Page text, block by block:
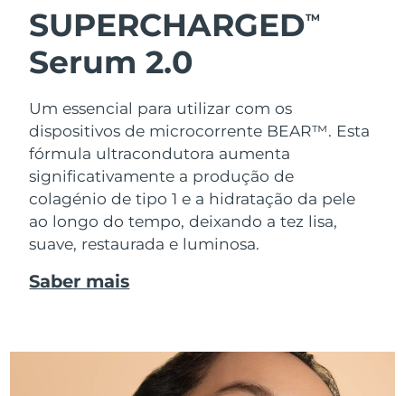
SUPERCHARGEDTM
Serum 2.0
Um essencial para utilizar com os
dispositivos de microcorrente BEAR™. Esta
fórmula ultracondutora aumenta
significativamente a produção de
colagénio de tipo 1 e a hidratação da pele
ao longo do tempo, deixando a tez lisa,
suave, restaurada e luminosa.
Saber mais